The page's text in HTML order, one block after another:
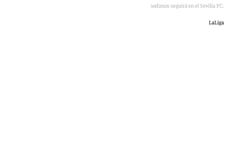
El portero griego Odysseas Vlachodimos seguirá en el Sevilla FC.
LaLiga